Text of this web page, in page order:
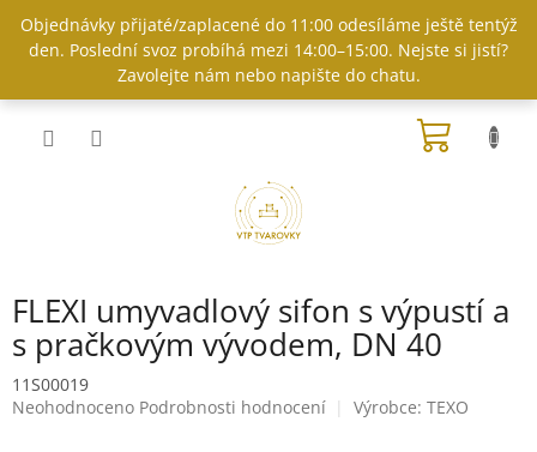
obsah
Objednávky přijaté/zaplacené do 11:00 odesíláme ještě tentýž
den. Poslední svoz probíhá mezi 14:00–15:00. Nejste si jistí?
Zavolejte nám nebo napište do chatu.
FLEXI umyvadlový sifon s výpustí a
s pračkovým vývodem, DN 40
11S00019
Průměrné
Neohodnoceno Podrobnosti hodnocení Výrobce: TEXO